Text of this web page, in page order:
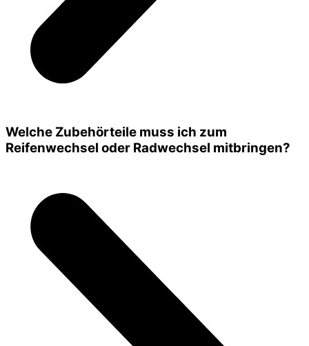
Welche Zubehörteile muss ich zum
Reifenwechsel oder Radwechsel mitbringen?